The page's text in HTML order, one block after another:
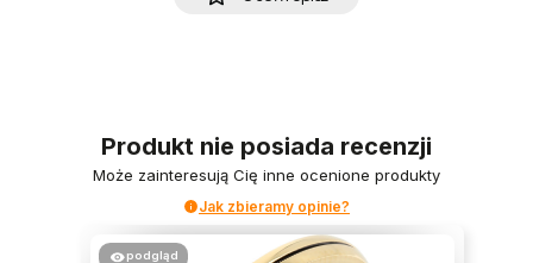
Produkt nie posiada recenzji
Może zainteresują Cię inne ocenione produkty
Jak zbieramy opinie?
podgląd